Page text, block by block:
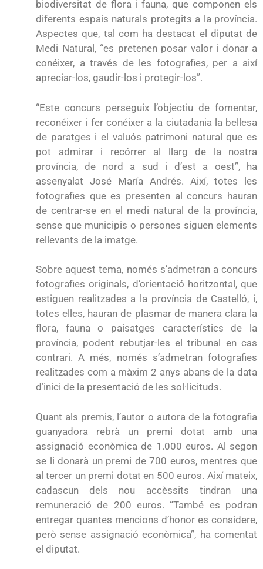
biodiversitat de flora i fauna, que componen els
diferents espais naturals protegits a la província.
Aspectes que, tal com ha destacat el diputat de
Medi Natural, “es pretenen posar valor i donar a
conéixer, a través de les fotografies, per a així
apreciar-los, gaudir-los i protegir-los”.
“Este concurs perseguix l’objectiu de fomentar,
reconéixer i fer conéixer a la ciutadania la bellesa
de paratges i el valuós patrimoni natural que es
pot admirar i recórrer al llarg de la nostra
província, de nord a sud i d’est a oest”, ha
assenyalat José María Andrés. Així, totes les
fotografies que es presenten al concurs hauran
de centrar-se en el medi natural de la província,
sense que municipis o persones siguen elements
rellevants de la imatge.
Sobre aquest tema, només s’admetran a concurs
fotografies originals, d’orientació horitzontal, que
estiguen realitzades a la província de Castelló, i,
totes elles, hauran de plasmar de manera clara la
flora, fauna o paisatges característics de la
província, podent rebutjar-les el tribunal en cas
contrari. A més, només s’admetran fotografies
realitzades com a màxim 2 anys abans de la data
d’inici de la presentació de les sol·licituds.
Quant als premis, l’autor o autora de la fotografia
guanyadora rebrà un premi dotat amb una
assignació econòmica de 1.000 euros. Al segon
se li donarà un premi de 700 euros, mentres que
al tercer un premi dotat en 500 euros. Així mateix,
cadascun dels nou accèssits tindran una
remuneració de 200 euros. “També es podran
entregar quantes mencions d’honor es considere,
però sense assignació econòmica”, ha comentat
el diputat.